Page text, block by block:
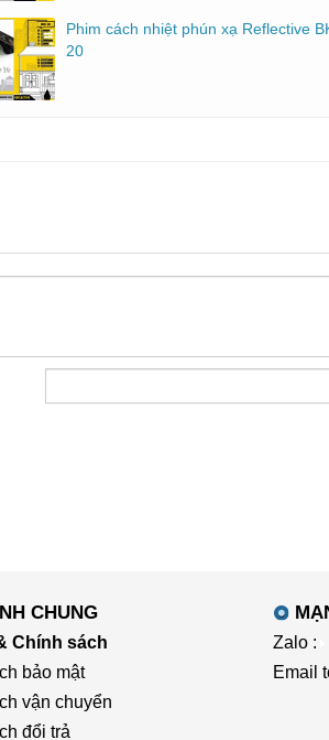
Phim cách nhiệt phún xạ Reflective
20
CHUNG
Chính sách
bảo mật
vận chuyển
đổi trả
Zalo :
Email